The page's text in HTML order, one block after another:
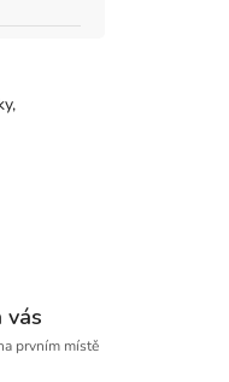
vás
prvním místě